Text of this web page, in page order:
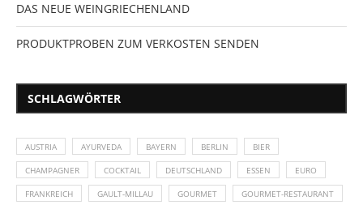
DAS NEUE WEINGRIECHENLAND
PRODUKTPROBEN ZUM VERKOSTEN SENDEN
SCHLAGWÖRTER
AUSTRIA AYURVEDA BAYERN BERLIN BIER
CHAMPAGNER COCKTAIL DEUTSCHLAND ESSEN EURO
FRANKREICH GAULT-MILLAU GOURMET GOURMET-RESTAURANT